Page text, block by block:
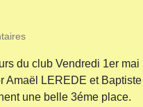
du club Vendredi 1er mai
Amaël LEREDE et Baptiste
une belle 3éme place.